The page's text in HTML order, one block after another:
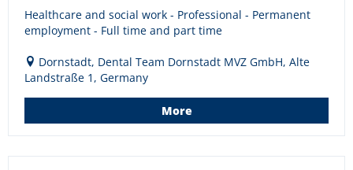
Healthcare and social work - Professional - Permanent
employment - Full time and part time
Dornstadt, Dental Team Dornstadt MVZ GmbH, Alte
Landstraße 1, Germany
More